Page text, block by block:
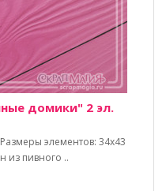
домики" 2 эл.
элементов: 34х43
из пивного ..